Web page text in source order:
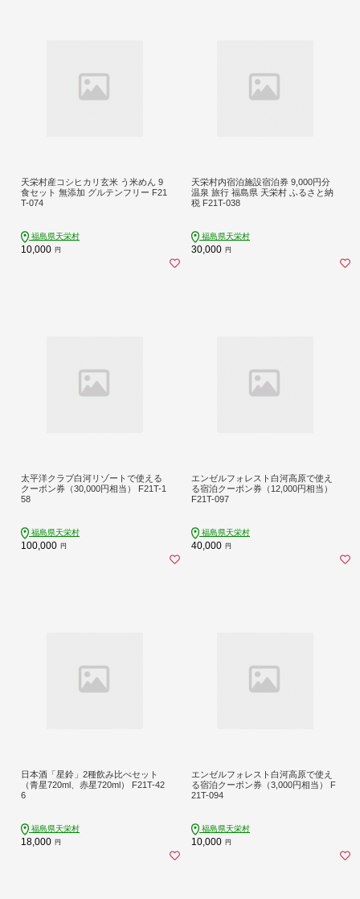
天栄村産コシヒカリ玄米 う米めん 9
食セット 無添加 グルテンフリー F21
T-074
福島県天栄村
10,000 円
天栄村内宿泊施設宿泊券 9,000円分
温泉 旅行 福島県 天栄村 ふるさと納
税 F21T-038
福島県天栄村
30,000 円
太平洋クラブ白河リゾートで使える
クーポン券（30,000円相当） F21T-1
58
福島県天栄村
100,000 円
エンゼルフォレスト白河高原で使え
る宿泊クーポン券（12,000円相当）
F21T-097
福島県天栄村
40,000 円
日本酒「星鈴」2種飲み比べセット
（青星720ml、赤星720ml） F21T-42
6
福島県天栄村
18,000 円
エンゼルフォレスト白河高原で使え
る宿泊クーポン券（3,000円相当） F
21T-094
福島県天栄村
10,000 円